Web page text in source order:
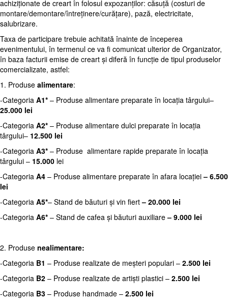
achiziționate de creart în folosul expozanților: căsuță (costuri de
montare/demontare/întreținere/curățare), pază, electricitate,
salubrizare.
Taxa de participare trebuie achitată înainte de începerea
evenimentului, în termenul ce va fi comunicat ulterior de Organizator,
în baza facturii emise de creart și diferă în funcție de tipul produselor
comercializate, astfel:
1. Produse alimentare:
-Categoria A1* – Produse alimentare preparate în locația târgului–
25.000 lei
-Categoria A2* – Produse alimentare dulci preparate în locația
târgului– 12.500 lei
-Categoria A3* – Produse alimentare rapide preparate în locația
târgului – 15.000 lei
-Categoria A4 – Produse alimentare preparate în afara locației– 6.500
lei
-Categoria A5*– Stand de băuturi și vin fiert– 20.000 lei
-Categoria A6* – Stand de cafea și băuturi auxiliare– 9.000 lei
2. Produse nealimentare:
-Categoria B1 – Produse realizate de meșteri populari – 2.500 lei
-Categoria B2 – Produse realizate de artiști plastici – 2.500 lei
-Categoria B3 – Produse handmade – 2.500 lei